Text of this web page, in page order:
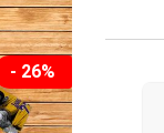
- 26%